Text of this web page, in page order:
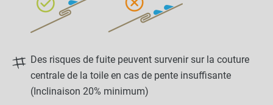
Des risques de fuite peuvent survenir sur la couture
centrale de la toile en cas de pente insuffisante
(Inclinaison 20% minimum)